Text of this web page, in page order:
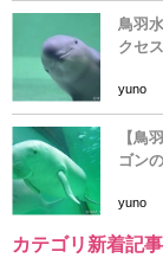
鳥羽
クセ
yuno
【鳥
ゴン
yuno
カテゴリ新着記事